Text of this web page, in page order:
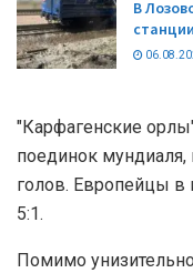
В
"Карфагенские
поединок мундиаля,
голов. Европейцы в
5:1.
Помимо